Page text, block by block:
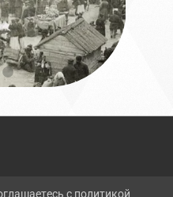
с политикой